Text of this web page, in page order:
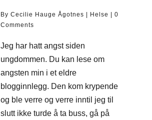
By Cecilie Hauge Ågotnes | Helse | 0
Comments
Jeg har hatt angst siden
ungdommen. Du kan lese om
angsten min i et eldre
blogginnlegg. Den kom krypende
og ble verre og verre inntil jeg til
slutt ikke turde å ta buss, gå på